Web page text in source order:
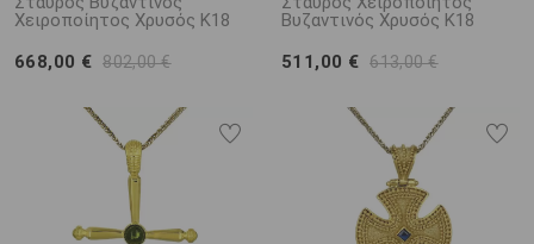
Χειροποίητος Χρυσός Κ18
668,00 € 802,00 €
Bυζαντινός Χρυσός Κ18
511,00 € 613,00 €